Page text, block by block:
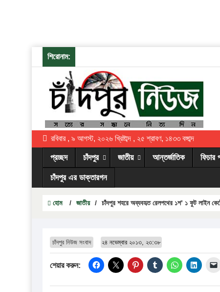
শিরোনাম:
রবিবার , ৯ আগস্ট, ২০২৬ খ্রিষ্টাব্দ , ২৫ শ্রাবণ, ১৪৩৩ বঙ্গাব্দ
প্রচ্ছদ চাঁদপুর জাতীয় আন্তর্জাতিক ফিচার
চাঁদপুর এর ডাক্তারগন
হোম / জাতীয় / চাঁদপুর শহরে অব্যবহৃত রেলপথের ১শ’ ১ ফুট লাইন
চাঁদপুর নিউজ সংবাদ ২৪ নভেম্বার ২০১৩, ২৩:৩৮
শেয়ার করুন: